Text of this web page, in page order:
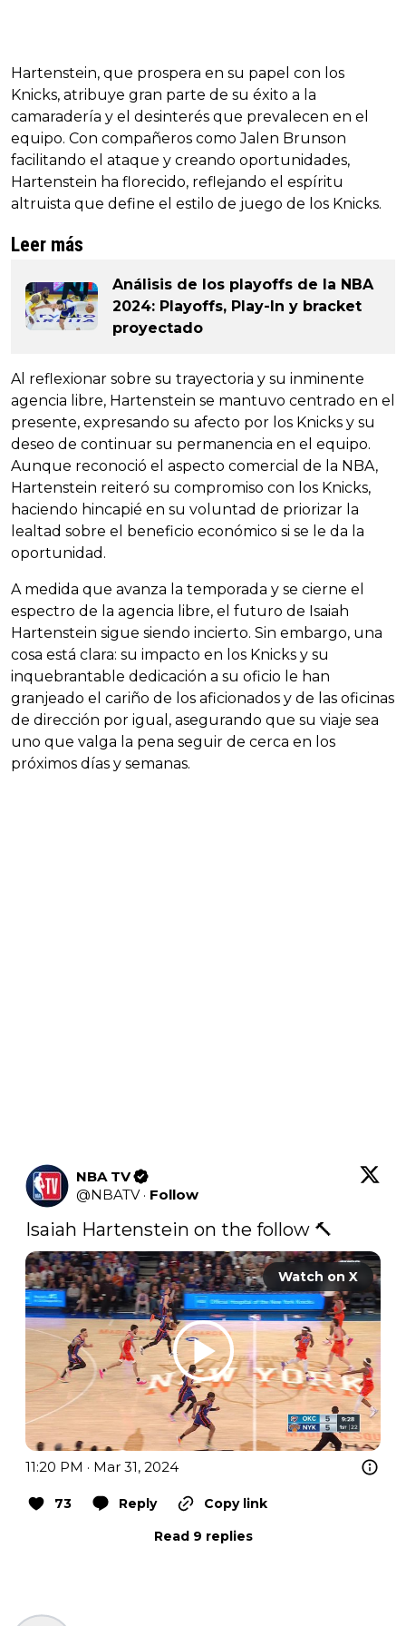
Hartenstein, que prospera en su papel con los
Knicks, atribuye gran parte de su éxito a la
camaradería y el desinterés que prevalecen en el
equipo. Con compañeros como Jalen Brunson
facilitando el ataque y creando oportunidades,
Hartenstein ha florecido, reflejando el espíritu
altruista que define el estilo de juego de los Knicks.
Leer más
Análisis de los playoffs de la NBA
2024: Playoffs, Play-In y bracket
proyectado
Al reflexionar sobre su trayectoria y su inminente
agencia libre, Hartenstein se mantuvo centrado en el
presente, expresando su afecto por los Knicks y su
deseo de continuar su permanencia en el equipo.
Aunque reconoció el aspecto comercial de la NBA,
Hartenstein reiteró su compromiso con los Knicks,
haciendo hincapié en su voluntad de priorizar la
lealtad sobre el beneficio económico si se le da la
oportunidad.
A medida que avanza la temporada y se cierne el
espectro de la agencia libre, el futuro de Isaiah
Hartenstein sigue siendo incierto. Sin embargo, una
cosa está clara: su impacto en los Knicks y su
inquebrantable dedicación a su oficio le han
granjeado el cariño de los aficionados y de las oficinas
de dirección por igual, asegurando que su viaje sea
uno que valga la pena seguir de cerca en los
próximos días y semanas.
NBA TV
@NBATV · Follow
Isaiah Hartenstein on the follow 🔨
Watch on X
11:20 PM · Mar 31, 2024
73 Reply
Copy link
Read 9 replies